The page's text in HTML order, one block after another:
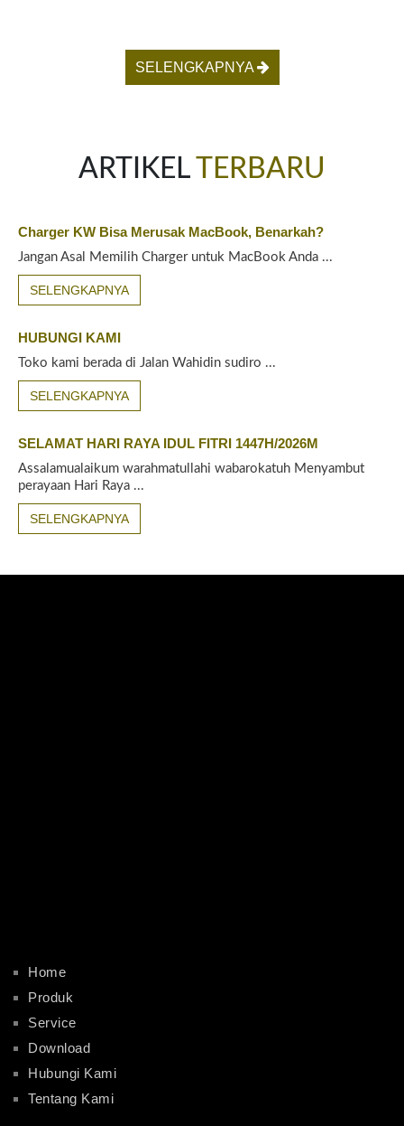
SELENGKAPNYA
ARTIKELTERBARU
Charger KW Bisa Merusak MacBook, Benarkah?
Jangan Asal Memilih Charger untuk MacBook Anda ...
SELENGKAPNYA
HUBUNGI KAMI
Toko kami berada di Jalan Wahidin sudiro ...
SELENGKAPNYA
SELAMAT HARI RAYA IDUL FITRI 1447H/2026M
Assalamualaikum warahmatullahi wabarokatuh Menyambut
perayaan Hari Raya ...
SELENGKAPNYA
Home
Produk
Service
Download
Hubungi Kami
Tentang Kami